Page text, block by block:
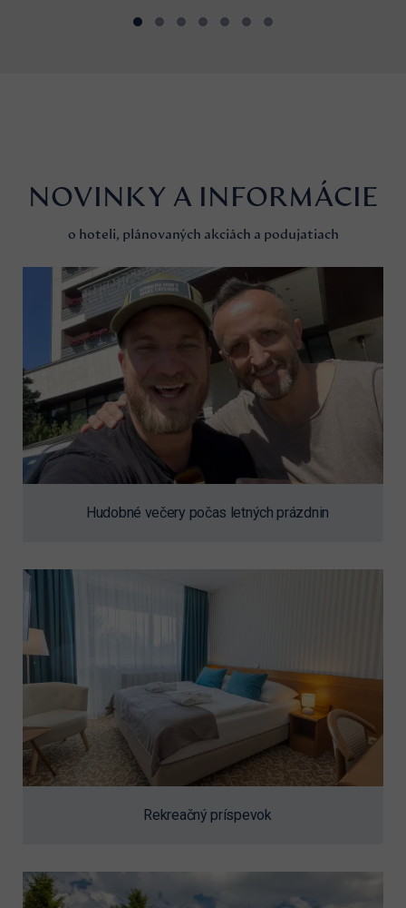
NOVINKY A INFORMÁCIE
o hoteli, plánovaných akciách a podujatiach
Hudobné večery počas letných prázdnin
Rekreačný príspevok